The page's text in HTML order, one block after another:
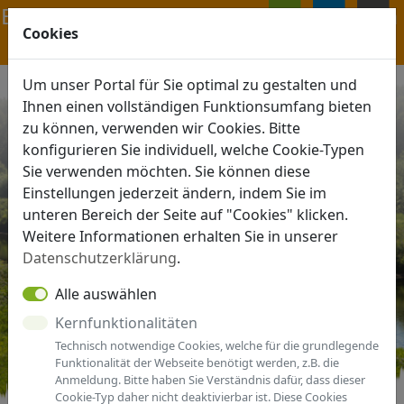
Cookies
Um unser Portal für Sie optimal zu gestalten und
Ihnen einen vollständigen Funktionsumfang bieten
zu können, verwenden wir Cookies. Bitte
konfigurieren Sie individuell, welche Cookie-Typen
Sie verwenden möchten. Sie können diese
Einstellungen jederzeit ändern, indem Sie im
unteren Bereich der Seite auf "Cookies" klicken.
Weitere Informationen erhalten Sie in unserer
Datenschutzerklärung.
Alle auswählen
Kernfunktionalitäten
Technisch notwendige Cookies, welche für die grundlegende
Funktionalität der Webseite benötigt werden, z.B. die
Anmeldung. Bitte haben Sie Verständnis dafür, dass dieser
Cookie-Typ daher nicht deaktivierbar ist. Diese Cookies
Navigation ein-/ausblenden
MENÜ